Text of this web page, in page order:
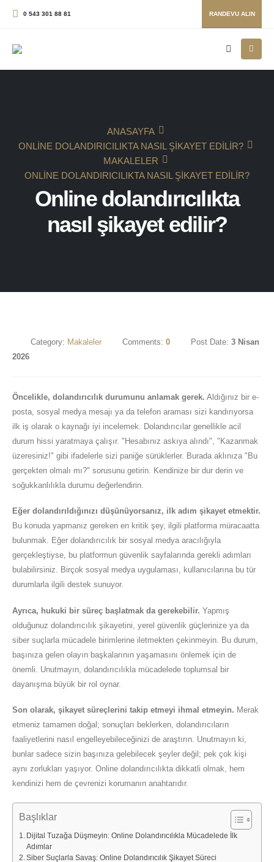
0 543 301 88 81 RANDEVU ALIN
ANASAYFA
ONLINE DOLANDIRICILIKTA NASIL ŞIKAYET EDILIR?
MAKALELER
ONLINE DOLANDIRICILIKTA NASIL ŞIKAYET EDILIR?
Online dolandırıcılıkta
nasıl şikayet edilir?
Category: Makaleler Comments: 0 Post Date: 3 Nisan
2026
Öncelikle, dolandırıcılık durumunu anlamak gerek. Aldığınız bir e-
posta, sosyal medya mesajı ya da telefon araması sizi kandırıyorsa
ilk iş olarak o kaynağı iyi incelemek. Dolandırıcılar genellikle acil
durum hissi yaratmaya çalışır. "Hesabınız askıya alındı", "Kazanmak
üzeresiniz!" gibi ifadelerle sizi paniğe sürüklerler. Burada aklınıza "Bu
gerçekten olmalı mı?" sorusunu getirin. Kendinize bir dur derin ve
soğukkanlılıkla durumu değerlendirin.
Eğer dolandırıldığınızı düşünüyorsanız, ilk adım şikayet etmektir.
Bu konuda yapmanız gereken en kritik şey, ilgili platforma müracaatta
bulunmak. Eğer dolandırıcılık bir sosyal medya aracılığıyla
gerçekleştiyse, bu platformun güvenlik sayfalarında gerekli adımları
bulabilirsiniz. Birçok sosyal medya uygulaması, kullanıcılarına bu tür
durumlarla ilgili destek sunuyor.
Ayrıca, hukuki bir süreç başlatmak da gerekebilir. Yapmış
olduğunuz dolandırıcılık şikayetini, yerel güvenlik güçlerinize ya da
siber suçlarla mücadele birimlerine iletmekten çekinmeyin. Bu durum,
başınıza gelen olayın başkalarının yaşamasını önlemek için de
önemli. Unutmayın, dolandırıcılıkla mücadelede toplumsal bir
dayanışma büyük bir rol oynar.
Son olarak, şikayet süreçlerini takip etmeyi ihmal etmeyin. Merak
etmeniz tamamen doğal; sonuçları beklerken, dolandırıcıların
faaliyetlerini nasıl engelleyebileceğinizi de araştırın. Unutmayın ki,
bunlar sadece sizin başınıza gelebilecek şeyler değil; pek çok kişi
aynı zorlukları yaşıyor. Online dolandırıcılıkta dikkatli olmak, hem
kendinizi hem de çevrenizi korumanın anahtarıdır.
Başlıklar
Dijital Tuzağa Düşmeyin: Online Dolandırıcılıkla Mücadelede İlk
Adımlar
Siber Suçlarla Savaş: Online Dolandırıcılık Şikayet Süreci